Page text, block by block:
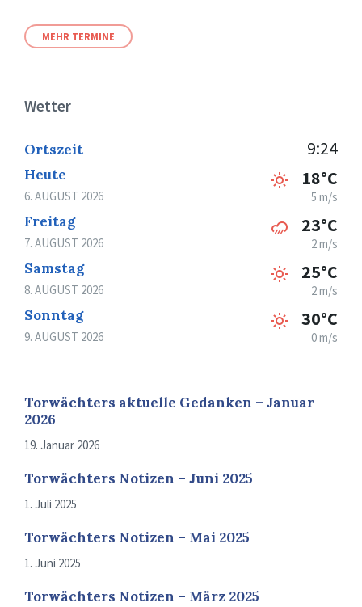
MEHR TERMINE
Wetter
Ortszeit 9:24
Heute
6. AUGUST 2026
18°C
5 m/s
Freitag
7. AUGUST 2026
23°C
2 m/s
Samstag
8. AUGUST 2026
25°C
2 m/s
Sonntag
9. AUGUST 2026
30°C
0 m/s
Torwächters aktuelle Gedanken – Januar
2026
19. Januar 2026
Torwächters Notizen – Juni 2025
1. Juli 2025
Torwächters Notizen – Mai 2025
1. Juni 2025
Torwächters Notizen – März 2025